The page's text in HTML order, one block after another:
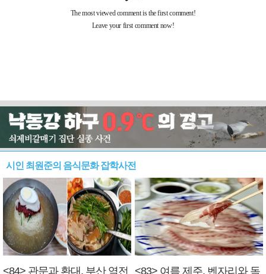
시인 최원준의 음식문화 잡학사전
<84> 관문과 환대, 부산 역전
<83> 여름 제주, 벤자리와 독